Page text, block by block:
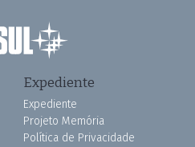
Expediente
Expediente
Projeto Memória
Política de Privacidade